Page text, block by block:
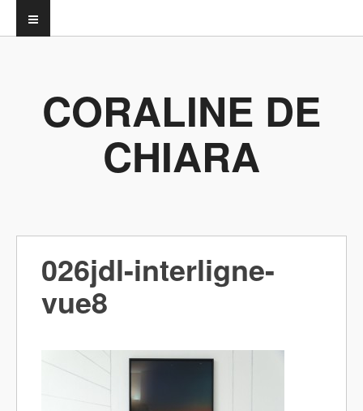
CORALINE DE
CHIARA
026jdl-interligne-
vue8